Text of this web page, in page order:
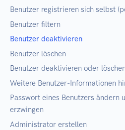
Benutzer registrieren sich selbst
Benutzer filtern
Benutzer deaktivieren
Benutzer löschen
Benutzer deaktivieren oder
Weitere Benutzer-Informationen
Passwort eines Benutzers ändern
erzwingen
Administrator erstellen